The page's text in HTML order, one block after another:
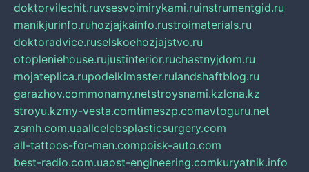
doktorvilechit.ruvsesvoimirykami.ruinstrumentgid.ru
manikjurinfo.ruhozjajkainfo.rustroimaterials.ru
doktoradvice.ruselskoehozjajstvo.ru
otopleniehouse.rujustinterior.ruchastnyjdom.ru
mojateplica.rupodelkimaster.rulandshaftblog.ru
garazhov.commonamy.netstroysnami.kzlcna.kz
stroyu.kzmy-vesta.comtimeszp.comavtoguru.net
zsmh.com.uaallcelebsplasticsurgery.com
all-tattoos-for-men.compoisk-auto.com
best-radio.com.uaost-engineering.comkuryatnik.info